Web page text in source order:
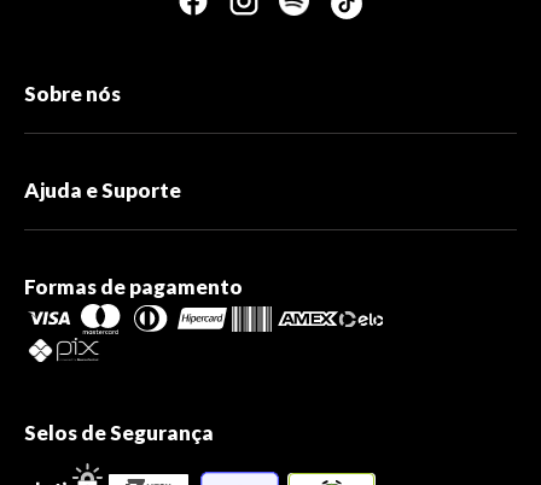
Sobre nós
Ajuda e Suporte
Formas de pagamento
Selos de Segurança